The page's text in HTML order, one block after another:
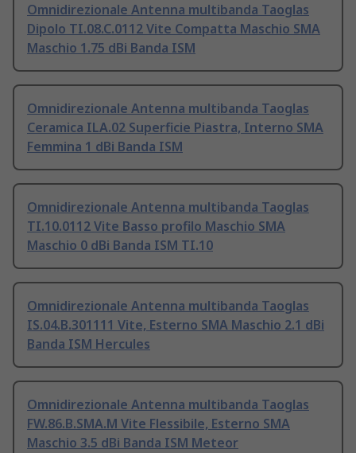
Omnidirezionale Antenna multibanda Taoglas
Dipolo TI.08.C.0112 Vite Compatta Maschio SMA
Maschio 1.75 dBi Banda ISM
Omnidirezionale Antenna multibanda Taoglas
Ceramica ILA.02 Superficie Piastra, Interno SMA
Femmina 1 dBi Banda ISM
Omnidirezionale Antenna multibanda Taoglas
TI.10.0112 Vite Basso profilo Maschio SMA
Maschio 0 dBi Banda ISM TI.10
Omnidirezionale Antenna multibanda Taoglas
IS.04.B.301111 Vite, Esterno SMA Maschio 2.1 dBi
Banda ISM Hercules
Omnidirezionale Antenna multibanda Taoglas
FW.86.B.SMA.M Vite Flessibile, Esterno SMA
Maschio 3.5 dBi Banda ISM Meteor